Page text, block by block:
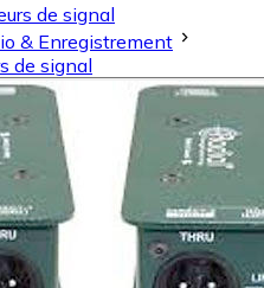
de signal
& En­re­gis­tre­ment
de signal